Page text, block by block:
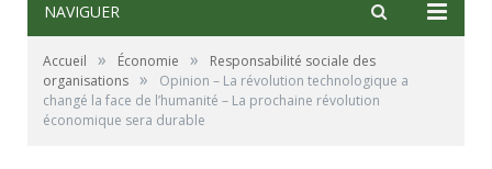
NAVIGUER
Accueil » Économie »
Responsabilité sociale des
organisations »
Opinion – La révolution technologique a
changé la face de l’humanité – La prochaine révolution
économique sera durable